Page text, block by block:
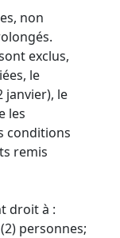
non
exclus,
le
janvier), le
les
conditions
remis
droit à :
personnes;